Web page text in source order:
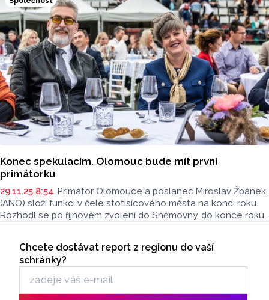
Miroslavu Ferancovou (ANO), funkce se ujme 1. ledna. Stane
se první primátorkou v historii Olomouce. Žbánek byl
primátorem od listopadu 2018. Na personální změně
se dohodla radniční koalice složená z ANO, ProOlomouc,
Pirátů a spOLečně.
Konec spekulacím. Olomouc bude mít první
primátorku
29.11.25 8:54 Primátor Olomouce a poslanec Miroslav Žbánek
(ANO) složí funkci v čele stotisícového města na konci roku.
Rozhodl se po říjnovém zvolení do Sněmovny, do konce roku
náměstkyně Miroslava Ferancová (ANO). Novým členem
městské rady se stane Tomáš Sýkora (ANO). Personální
změny, na kterých se dohodla radniční koalice složená z ANO,
ProOlomouc, Pirátů a spOLečně, projedná zastupitelstvo 12.
Odběr newsletteru
Chcete dostávat report z regionu do vaší
schránky?